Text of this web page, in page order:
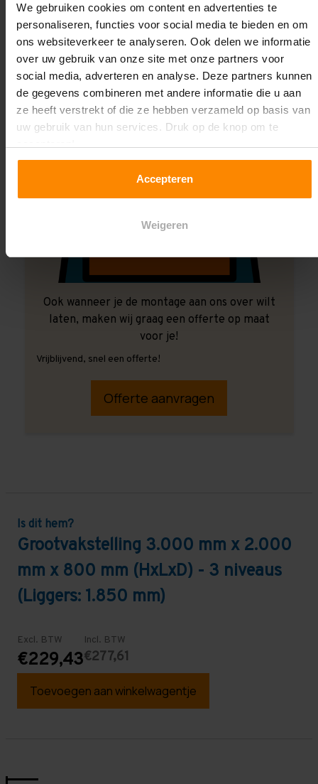
We gebruiken cookies om content en advertenties te
personaliseren, functies voor social media te bieden en om
ons websiteverkeer te analyseren. Ook delen we informatie
over uw gebruik van onze site met onze partners voor
social media, adverteren en analyse. Deze partners kunnen
de gegevens combineren met andere informatie die u aan
ze heeft verstrekt of die ze hebben verzameld op basis van
uw gebruik van hun services. Druk op de knop om te
Accepteren
Weigeren
Laat ons het doen!
Ook wanneer je de montage aan ons over wilt
laten, maken wij graag een offerte op maat
voor je!
Vrijblijvend, snel een offerte!
Offerte aanvragen
Is dit hem?
Grootvakstelling 3.000 mm x 2.000
mm x 800 mm (HxLxD) - 3 niveaus
(Liggers: 1.850 mm)
Excl. BTW
€229,43
Incl. BTW
€277,61
Toevoegen aan winkelwagentje